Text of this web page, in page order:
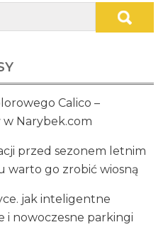
Calico –
Narybek.com
przed sezonem letnim
warto go zrobić wiosną
jak inteligentne
i nowoczesne parkingi